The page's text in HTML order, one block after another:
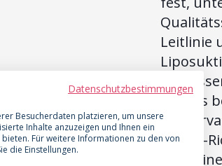
Leitlinie
als
ist.
Die QS-
oder
Datenschutzbestimmungen
Besucherdaten platzieren, um unsere
Inhalte anzuzeigen und Ihnen ein
Für weitere Informationen zu den von
die Einstellungen.